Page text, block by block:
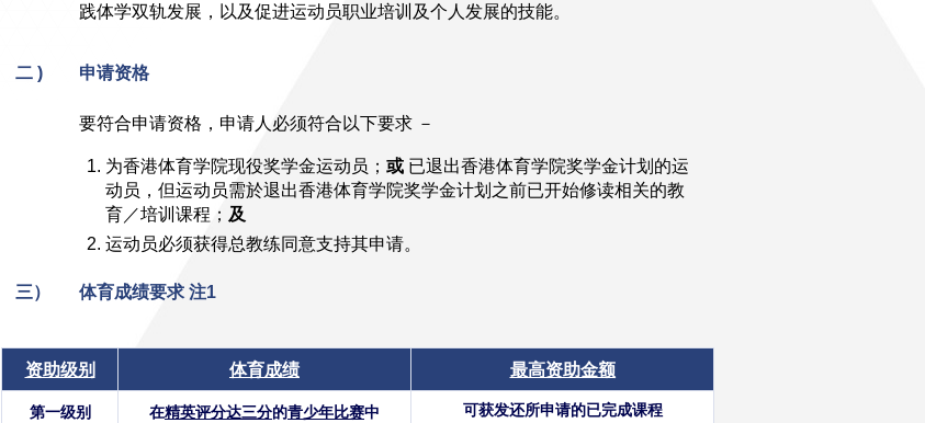
践体学双轨发展，以及促进运动员职业培训及个人发展的技能。
二 ) 申请资格
要符合申请资格，申请人必须符合以下要求 －
为香港体育学院现役奖学金运动员； 或 已退出香港体育学院奖学金计划的运
动员，但运动员需於退出香港体育学院奖学金计划之前已开始修读相关的教
育／培训课程； 及
运动员必须获得总教练同意支持其申请。
三） 体育成绩要求 注1
资助级别 体育成绩 最高资助金额
第一级别 在精英评分达三分的青少年比赛中
可获发还所申请的已完成课程